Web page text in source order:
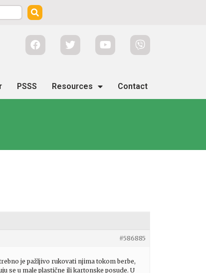
PSSS Resources Contact
#586885
je pažljivo rukovati njima tokom berbe,
se u male plastične ili kartonske posude. U